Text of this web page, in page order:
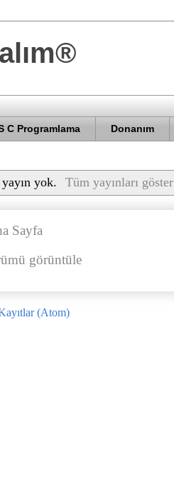
C Programlama Donanım
yok. Tüm yayınları göster
Sayfa
görüntüle
(Atom)